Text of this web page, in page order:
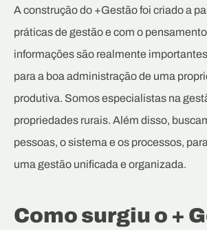
A construção do +Gestão foi criado a
práticas de gestão e com o
informações são realmente
para a boa administração de uma
produtiva. Somos especialistas na
propriedades rurais. Além disso,
pessoas, o sistema e os processos,
uma gestão unificada e organizada.
Como surgiu o +